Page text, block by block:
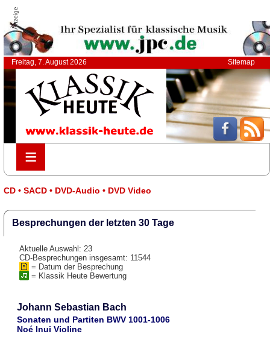
Anzeige
Freitag, 7. August 2026 Sitemap
≡
≡
CD • SACD • DVD-Audio • DVD Video
Besprechungen der letzten 30 Tage
Aktuelle Auswahl: 23
CD-Besprechungen insgesamt: 11544
= Datum der Besprechung
= Klassik Heute Bewertung
Johann Sebastian Bach
Sonaten und Partiten BWV 1001-1006
Noé Inui Violine